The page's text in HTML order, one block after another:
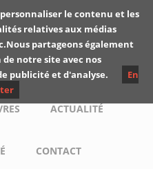
de
ACTUALITÉ
CONTACT
le contenu et les
relatives aux médias
partageons également
notre site avec nos
publicité et d'analyse.
En